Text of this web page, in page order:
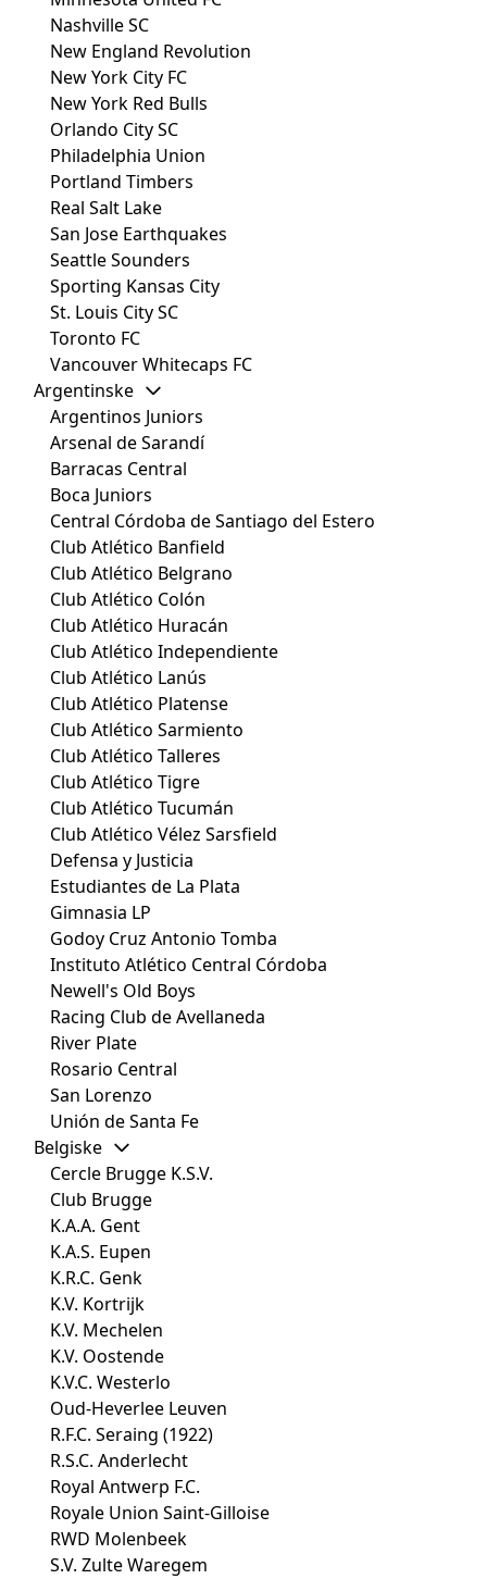
Nashville SC
New England Revolution
New York City FC
New York Red Bulls
Orlando City SC
Philadelphia Union
Portland Timbers
Real Salt Lake
San Jose Earthquakes
Seattle Sounders
Sporting Kansas City
St. Louis City SC
Toronto FC
Vancouver Whitecaps FC
Argentinske
Argentinos Juniors
Arsenal de Sarandí
Barracas Central
Boca Juniors
Central Córdoba de Santiago del Estero
Club Atlético Banfield
Club Atlético Belgrano
Club Atlético Colón
Club Atlético Huracán
Club Atlético Independiente
Club Atlético Lanús
Club Atlético Platense
Club Atlético Sarmiento
Club Atlético Talleres
Club Atlético Tigre
Club Atlético Tucumán
Club Atlético Vélez Sarsfield
Defensa y Justicia
Estudiantes de La Plata
Gimnasia LP
Godoy Cruz Antonio Tomba
Instituto Atlético Central Córdoba
Newell's Old Boys
Racing Club de Avellaneda
River Plate
Rosario Central
San Lorenzo
Unión de Santa Fe
Belgiske
Cercle Brugge K.S.V.
Club Brugge
K.A.A. Gent
K.A.S. Eupen
K.R.C. Genk
K.V. Kortrijk
K.V. Mechelen
K.V. Oostende
K.V.C. Westerlo
Oud-Heverlee Leuven
R.F.C. Seraing (1922)
R.S.C. Anderlecht
Royal Antwerp F.C.
Royale Union Saint-Gilloise
RWD Molenbeek
S.V. Zulte Waregem